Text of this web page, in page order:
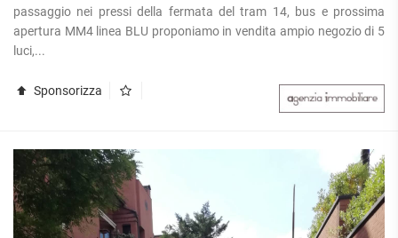
passaggio nei pressi della fermata del tram 14, bus e prossima
apertura MM4 linea BLU proponiamo in vendita ampio negozio di 5
luci,...
Sponsorizza